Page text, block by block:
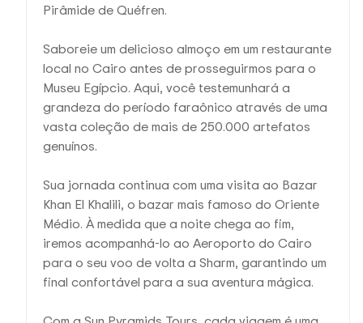
Pirâmide de Quéfren.
Saboreie um delicioso almoço em um restaurante
local no Cairo antes de prosseguirmos para o
Museu Egípcio. Aqui, você testemunhará a
grandeza do período faraônico através de uma
vasta coleção de mais de 250.000 artefatos
genuínos.
Sua jornada continua com uma visita ao Bazar
Khan El Khalili, o bazar mais famoso do Oriente
Médio. À medida que a noite chega ao fim,
iremos acompanhá-lo ao Aeroporto do Cairo
para o seu voo de volta a Sharm, garantindo um
final confortável para a sua aventura mágica.